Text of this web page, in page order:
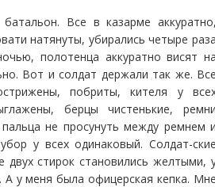
Все в казарме
натянуты, убирались четыре
полотенца аккуратно висят
Вот и солдат держали так же.
побриты, кителя у
берцы чистенькие,
не просунуть между ремнем
у всех одинаковый. Солдат-
двух стирок становились желтыми,
А у меня была офицерская кепка.